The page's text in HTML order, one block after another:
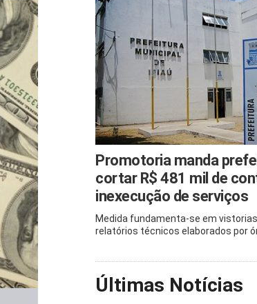
Promotoria manda
cortar R$ 481 mil de
inexecução de serviços
Medida fundamenta-se em
relatórios técnicos elaborados por
Últimas Notícias